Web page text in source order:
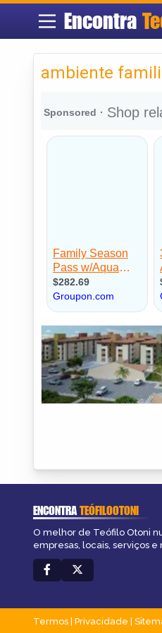
Encontra
ambiente
ENCONTRATEÓFILOOTONI
O melhor de Teófilo Otoni
empresas, locais, serviços e
Termos Privacidade